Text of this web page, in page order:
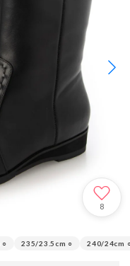
8
○ 235/23.5cm ○ 240/24cm